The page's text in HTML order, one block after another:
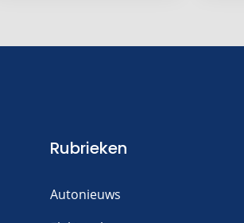
Rubrieken
Autonieuws